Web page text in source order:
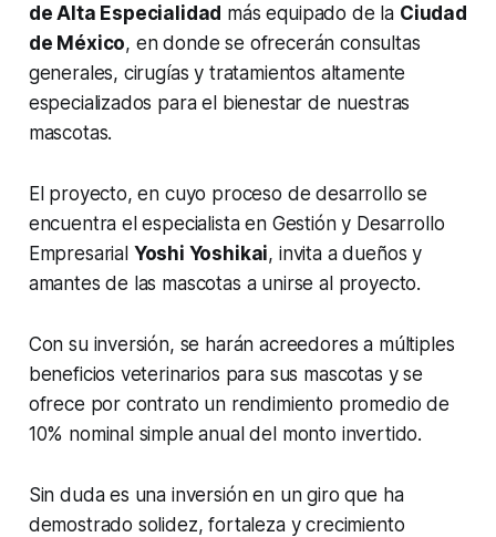
de Alta Especialidad más equipado de la Ciudad
de México, en donde se ofrecerán consultas
generales, cirugías y tratamientos altamente
especializados para el bienestar de nuestras
mascotas.
El proyecto, en cuyo proceso de desarrollo se
encuentra el especialista en Gestión y Desarrollo
Empresarial Yoshi Yoshikai, invita a dueños y
amantes de las mascotas a unirse al proyecto.
Con su inversión, se harán acreedores a múltiples
beneficios veterinarios para sus mascotas y se
ofrece por contrato un rendimiento promedio de
10% nominal simple anual del monto invertido.
Sin duda es una inversión en un giro que ha
demostrado solidez, fortaleza y crecimiento